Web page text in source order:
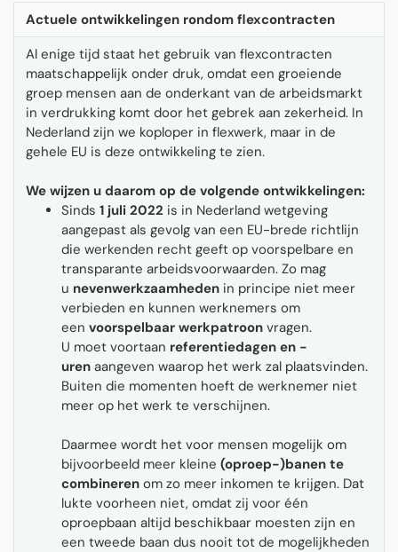
Actuele ontwikkelingen rondom flexcontracten
Al enige tijd staat het gebruik van flexcontracten
maatschappelijk onder druk, omdat een groeiende
groep mensen aan de onderkant van de arbeidsmarkt
in verdrukking komt door het gebrek aan zekerheid. In
Nederland zijn we koploper in flexwerk, maar in de
gehele EU is deze ontwikkeling te zien.
We wijzen u daarom op de volgende ontwikkelingen:
Sinds 1 juli 2022 is in Nederland wetgeving
aangepast als gevolg van een EU-brede richtlijn
die werkenden recht geeft op voorspelbare en
transparante arbeidsvoorwaarden. Zo mag
u nevenwerkzaamhedenin principe niet meer
verbieden en kunnen werknemers om
een voorspelbaar werkpatroonvragen.
U moet voortaan referentiedagen en -
urenaangeven waarop het werk zal plaatsvinden.
Buiten die momenten hoeft de werknemer niet
meer op het werk te verschijnen.
Daarmee wordt het voor mensen mogelijk om
bijvoorbeeld meer kleine (oproep-)banen te
combinerenom zo meer inkomen te krijgen. Dat
lukte voorheen niet, omdat zij voor één
oproepbaan altijd beschikbaar moesten zijn en
een tweede baan dus nooit tot de mogelijkheden